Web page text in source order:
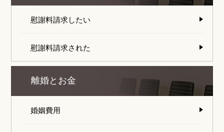
慰謝料請求したい
慰謝料請求された
離婚とお金
婚姻費用